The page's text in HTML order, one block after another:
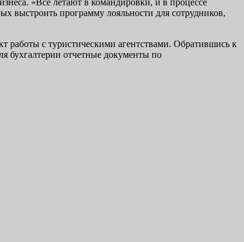
«Все летают в командировки, и в процессе
выстроить программу лояльности для сотрудников,
работы с туристическими агентствами. Обратившись к
бухгалтерии отчетные документы по